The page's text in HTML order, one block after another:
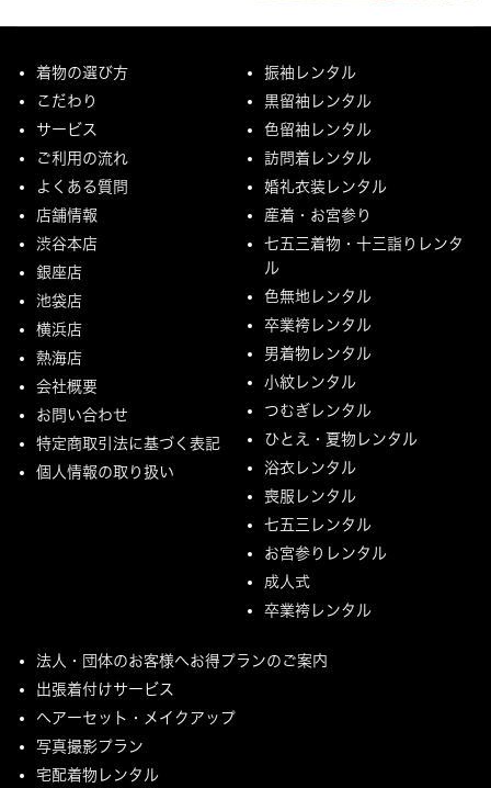
着物の選び方
こだわり
サービス
ご利用の流れ
よくある質問
店舗情報
渋谷本店
銀座店
池袋店
横浜店
熱海店
会社概要
お問い合わせ
特定商取引法に基づく表記
個人情報の取り扱い
振袖レンタル
黒留袖レンタル
色留袖レンタル
訪問着レンタル
婚礼衣装レンタル
産着・お宮参り
七五三着物・十三詣りレンタ
ル
色無地レンタル
卒業袴レンタル
男着物レンタル
小紋レンタル
つむぎレンタル
ひとえ・夏物レンタル
浴衣レンタル
喪服レンタル
七五三レンタル
お宮参りレンタル
成人式
卒業袴レンタル
法人・団体のお客様へお得プランのご案内
出張着付けサービス
ヘアーセット・メイクアップ
写真撮影プラン
宅配着物レンタル